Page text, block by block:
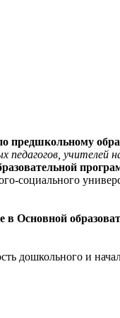
предшкольному
педагогов, учителей
социального
Основной
дошкольного и